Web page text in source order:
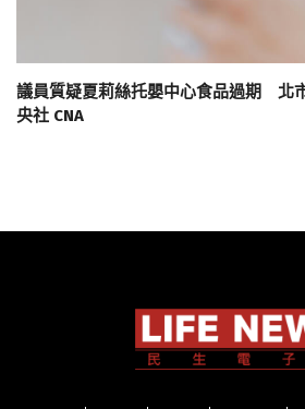
議員質疑夏莉絲托嬰中心食品過期 北
央社 CNA